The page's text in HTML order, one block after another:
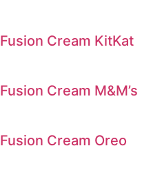
Fusion Cream KitKat
Fusion Cream M&M’s
Fusion Cream Oreo